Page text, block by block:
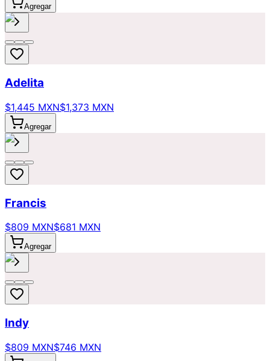
Agregar
Adelita
$1,445 MXN$1,373 MXN
Agregar
Francis
$809 MXN$681 MXN
Agregar
Indy
$809 MXN$746 MXN